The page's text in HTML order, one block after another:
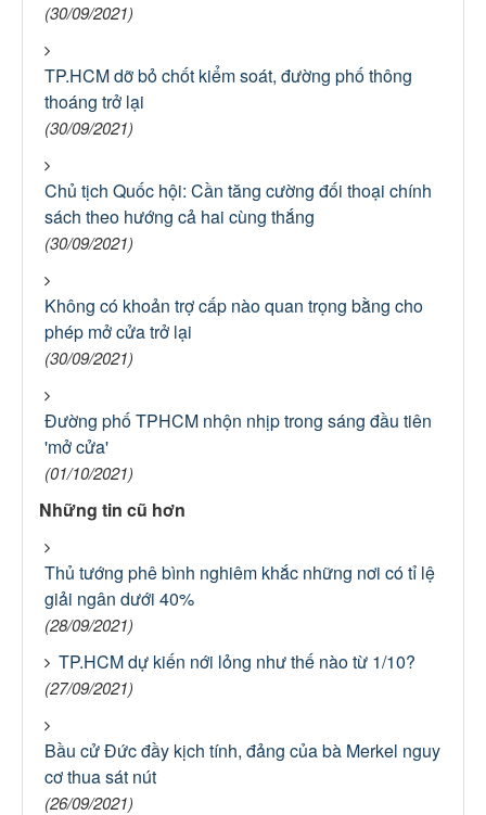
(30/09/2021)
TP.HCM dỡ bỏ chốt kiểm soát, đường phố thông
thoáng trở lại
(30/09/2021)
Chủ tịch Quốc hội: Cần tăng cường đối thoại chính
sách theo hướng cả hai cùng thắng
(30/09/2021)
Không có khoản trợ cấp nào quan trọng bằng cho
phép mở cửa trở lại
(30/09/2021)
Đường phố TPHCM nhộn nhịp trong sáng đầu tiên
'mở cửa'
(01/10/2021)
Những tin cũ hơn
Thủ tướng phê bình nghiêm khắc những nơi có tỉ lệ
giải ngân dưới 40%
(28/09/2021)
TP.HCM dự kiến nới lỏng như thế nào từ 1/10?
(27/09/2021)
Bầu cử Đức đầy kịch tính, đảng của bà Merkel nguy
cơ thua sát nút
(26/09/2021)